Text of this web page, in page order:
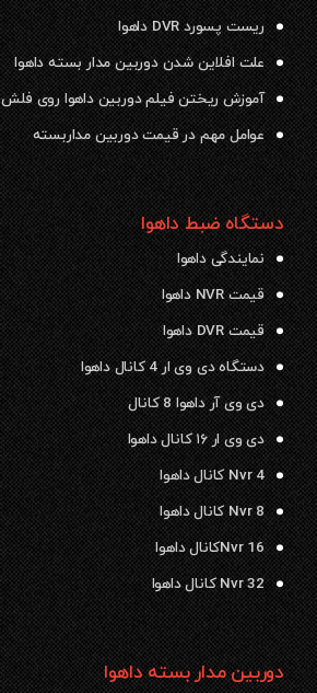
ریست پسورد DVR داهوا
علت افلاین شدن دوربین مدار بسته داهوا
آموزش ریختن فیلم دوربین داهوا روی فلش
عوامل مهم در قیمت دوربین مداربسته
دستگاه ضبط داهوا
نمایندگی داهوا
قیمت NVR داهوا
قیمت DVR داهوا
دستگاه دی وی ار 4 کانال داهوا
دی وی آر داهوا 8 کانال
دی وی ار ۱۶ کانال داهوا
Nvr 4 کانال داهوا
Nvr 8 کانال داهوا
Nvr 16کانال داهوا
Nvr 32 کانال داهوا
دوربین مدار بسته داهوا